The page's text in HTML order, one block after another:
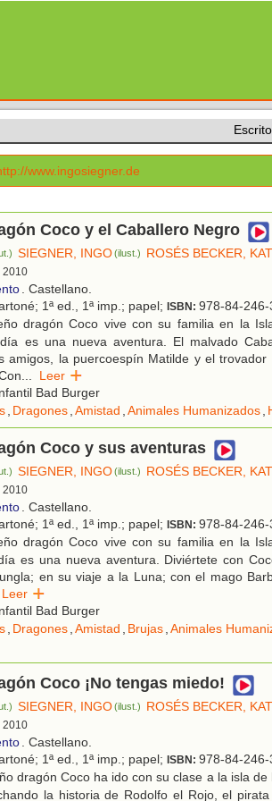
www.ingosiegner.de
Coco y el Caballero Negro
SIEGNER, INGO(ilust.) ROSÉS BECKER,
2010
. Castellano.
1ª ed., 1ª imp.; papel; ISBN: 978-84-246-
dragón Coco vive con su familia en la
es una nueva aventura. El malvado
amigos, la puercoespín Matilde y el
... Leer
Bad Burger
, Dragones,Amistad ,Animales Humanizados,
Coco y sus aventuras
SIEGNER, INGO(ilust.) ROSÉS BECKER,
2010
. Castellano.
1ª ed., 1ª imp.; papel; ISBN: 978-84-246-
dragón Coco vive con su familia en la
es una nueva aventura. Diviértete con
en su viaje a la Luna; con el mago
Leer
Bad Burger
, Dragones,Amistad , Brujas,Animales
Coco ¡No tengas miedo!
SIEGNER, INGO(ilust.) ROSÉS BECKER,
2010
. Castellano.
1ª ed., 1ª imp.; papel; ISBN: 978-84-246-
dragón Coco ha ido con su clase a la isla
la historia de Rodolfo el Rojo, el